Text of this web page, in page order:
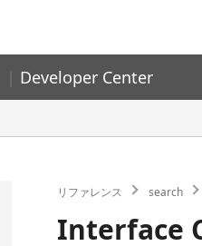
Developer Center
リファレンス search
Interface